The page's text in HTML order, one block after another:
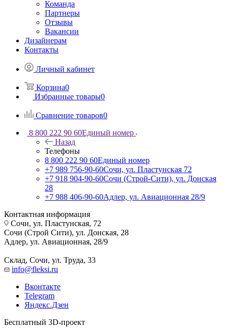
Команда
Партнеры
Отзывы
Вакансии
Дизайнерам
Контакты
Личный кабинет
Корзина0
Избранные товары0
Сравнение товаров0
8 800 222 90 60Единый номер
Назад
Телефоны
8 800 222 90 60Единый номер
+7 989 756-90-60Сочи, ул. Пластунская 72
+7 918 904-90-60Сочи (Строй-Сити), ул. Донская
28
+7 988 406-90-60Адлер, ул. Авиационная 28/9
Контактная информация
Сочи, ул. Пластунская, 72
Сочи (Строй Сити), ул. Донская, 28
Адлер, ул. Авиационная, 28/9
Склад, Сочи, ул. Труда, 33
info@fleksi.ru
Вконтакте
Telegram
Яндекс.Дзен
Бесплатный 3D-проект